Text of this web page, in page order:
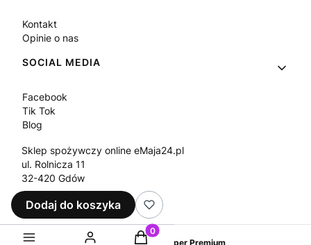
Kontakt
Opinie o nas
SOCIAL MEDIA
Facebook
Tik Tok
Blog
Sklep spożywczy online eMaja24.pl
ul. Rolnicza 11
32-420 Gdów
Tel.+48 573 330 911
e-mail:sklep@emaja24.pl
Sklep internetowy Shoper Premium
Dodaj do koszyka
Produkty w koszyku: 0. Zobacz